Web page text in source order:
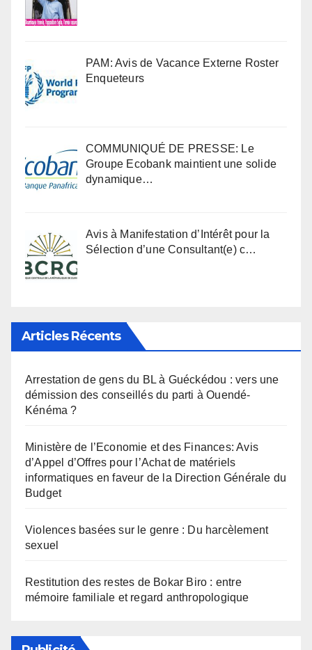
PAM: Avis de Vacance Externe Roster
Enqueteurs
COMMUNIQUÉ DE PRESSE: Le
Groupe Ecobank maintient une solide
dynamique…
Avis à Manifestation d’Intérêt pour la
Sélection d’une Consultant(e) c…
Articles Récents
Arrestation de gens du BL à Guéckédou : vers une
démission des conseillés du parti à Ouendé-
Kénéma ?
Ministère de l’Economie et des Finances: Avis
d’Appel d’Offres pour l’Achat de matériels
informatiques en faveur de la Direction Générale du
Budget
Violences basées sur le genre : Du harcèlement
sexuel
Restitution des restes de Bokar Biro : entre
mémoire familiale et regard anthropologique